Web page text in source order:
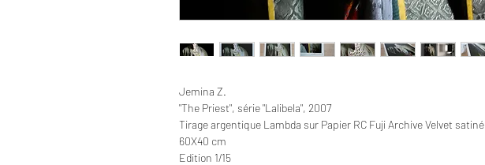
Jemina Z.
"The Priest", série "Lalibela", 2007
Tirage argentique Lambda sur Papier RC Fuji Archive Velvet satiné
60X40 cm
Edition 1/15